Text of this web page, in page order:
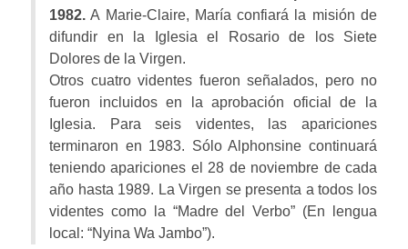
1982. A Marie-Claire, María confiará la misión de
difundir en la Iglesia el Rosario de los Siete
Dolores de la Virgen.
Otros cuatro videntes fueron señalados, pero no
fueron incluidos en la aprobación oficial de la
Iglesia. Para seis videntes, las apariciones
terminaron en 1983. Sólo Alphonsine continuará
teniendo apariciones el 28 de noviembre de cada
año hasta 1989. La Virgen se presenta a todos los
videntes como la “Madre del Verbo” (En lengua
local: “Nyina Wa Jambo”).